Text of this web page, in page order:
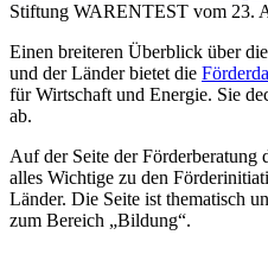
Stiftung WARENTEST vom 23.
Einen breiteren Überblick über
und der Länder bietet die
für Wirtschaft und Energie. Sie
ab.
Auf der Seite der Förderberatung
alles Wichtige zu den
Länder. Die Seite ist thematisch
zum Bereich „Bildung“.